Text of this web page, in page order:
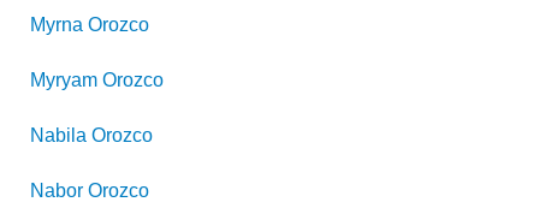
Myrna Orozco
Myryam Orozco
Nabila Orozco
Nabor Orozco